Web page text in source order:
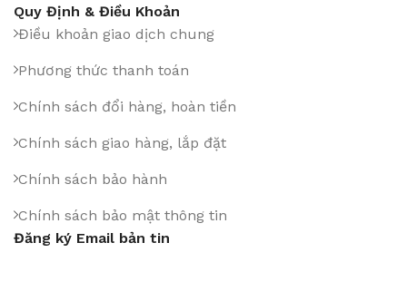
Quy Định & Điều Khoản
Điều khoản giao dịch chung
Phương thức thanh toán
Chính sách đổi hàng, hoàn tiền
Chính sách giao hàng, lắp đặt
Chính sách bảo hành
Chính sách bảo mật thông tin
Đăng ký Email bản tin